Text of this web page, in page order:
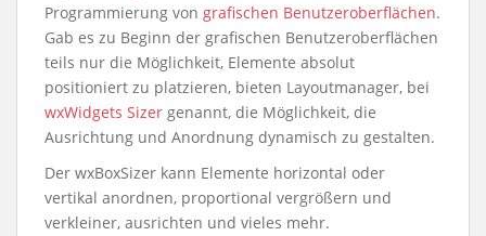
Programmierung von grafischen Benutzeroberflächen.
Gab es zu Beginn der grafischen Benutzeroberflächen
teils nur die Möglichkeit, Elemente absolut
positioniert zu platzieren, bieten Layoutmanager, bei
wxWidgets Sizer genannt, die Möglichkeit, die
Ausrichtung und Anordnung dynamisch zu gestalten.
Der wxBoxSizer kann Elemente horizontal oder
vertikal anordnen, proportional vergrößern und
verkleiner, ausrichten und vieles mehr.